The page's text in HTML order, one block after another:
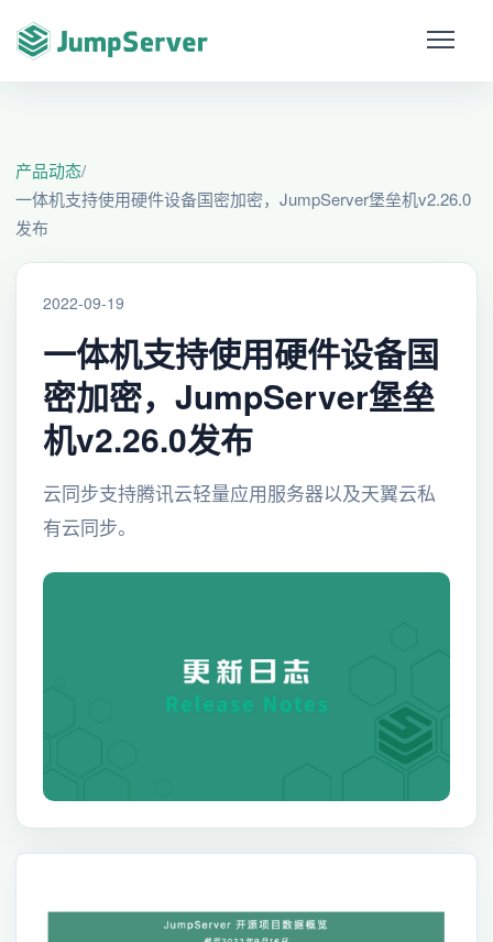
产品动态/
一体机支持使用硬件设备国密加密，JumpServer堡垒机v2.26.0
发布
2022-09-19
一体机支持使用硬件设备国
密加密，JumpServer堡垒
机v2.26.0发布
云同步支持腾讯云轻量应用服务器以及天翼云私
有云同步。